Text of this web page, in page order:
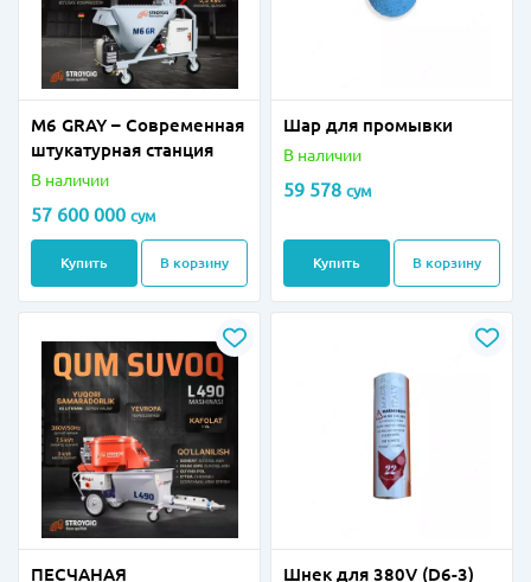
M6 GRAY – Современная
штукатурная станция
В наличии
57 600 000 сум
Купить В корзину
Шар для промывки
В наличии
59 578 сум
Купить В корзину
ПЕСЧАНАЯ
Шнек для 380V (D6-3)